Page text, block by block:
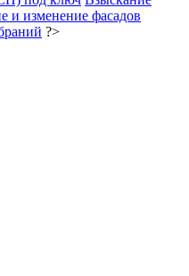
и изменение фасадов
?>